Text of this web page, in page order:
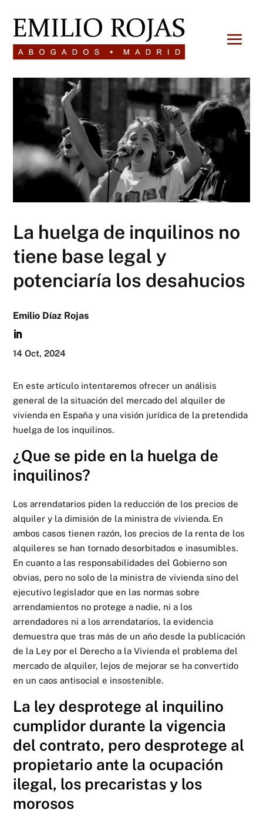
La huelga de inquilinos no
tiene base legal y
potenciaría los desahucios
Emilio Díaz Rojas
14 Oct, 2024
En este artículo intentaremos ofrecer un análisis
general de la situación del mercado del alquiler de
vivienda en España y una visión jurídica de la pretendida
huelga de los inquilinos.
¿Que se pide en la huelga de
inquilinos?
Los arrendatarios piden la reducción de los precios de
alquiler y la dimisión de la ministra de vivienda. En
ambos casos tienen razón, los precios de la renta de los
alquileres se han tornado desorbitados e inasumibles.
En cuanto a las responsabilidades del Gobierno son
obvias, pero no solo de la ministra de vivienda sino del
ejecutivo legislador que en las normas sobre
arrendamientos no protege a nadie, ni a los
arrendadores ni a los arrendatarios, la evidencia
demuestra que tras más de un año desde la publicación
de la Ley por el Derecho a la Vivienda el problema del
mercado de alquiler, lejos de mejorar se ha convertido
en un caos antisocial e insostenible.
La ley desprotege al inquilino
cumplidor durante la vigencia
del contrato, pero desprotege al
propietario ante la ocupación
ilegal, los precaristas y los
morosos